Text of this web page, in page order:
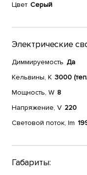
Цвет Серый
Электрические
Диммируемость Да
Кельвины, К 3000
Мощность, W 8
Напряжение, V 220
Световой поток, lm
Габариты: